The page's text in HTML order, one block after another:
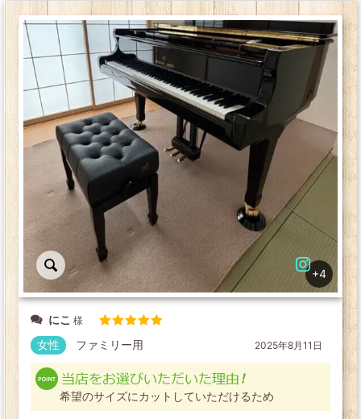
+4
にこ
評価
2025年8月11日
女性 ファミリー用
希望のサイズにカットしていただけるため